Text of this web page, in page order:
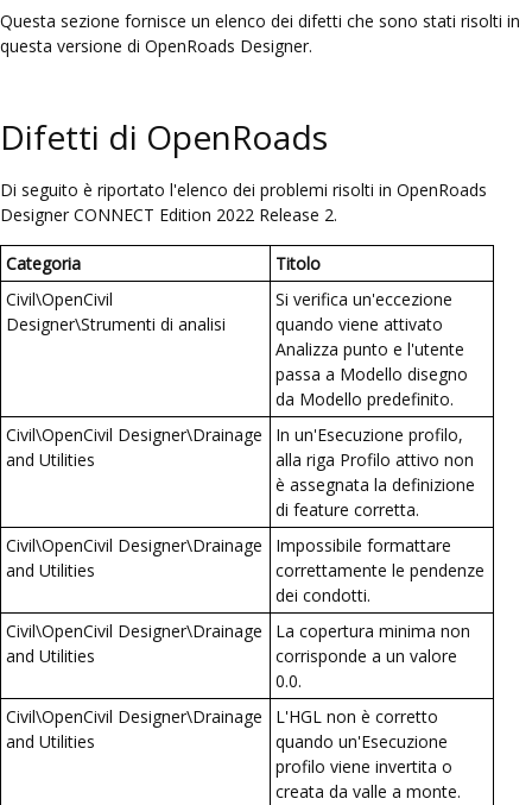
Questa sezione fornisce un elenco dei difetti che sono stati risolti in
questa versione di OpenRoads Designer.
Difetti di OpenRoads
Di seguito è riportato l'elenco dei problemi risolti in OpenRoads
Designer CONNECT Edition 2022 Release 2.
Categoria
Titolo
Civil\OpenCivil
Designer\Strumenti di analisi
Si verifica un'eccezione
quando viene attivato
Analizza punto e l'utente
passa a Modello disegno
da Modello predefinito.
Civil\OpenCivil Designer\Drainage
and Utilities
In un'Esecuzione profilo,
alla riga Profilo attivo non
è assegnata la definizione
di feature corretta.
Civil\OpenCivil Designer\Drainage
and Utilities
Impossibile formattare
correttamente le pendenze
dei condotti.
Civil\OpenCivil Designer\Drainage
and Utilities
La copertura minima non
corrisponde a un valore
0.0.
Civil\OpenCivil Designer\Drainage
and Utilities
L'HGL non è corretto
quando un'Esecuzione
profilo viene invertita o
creata da valle a monte.